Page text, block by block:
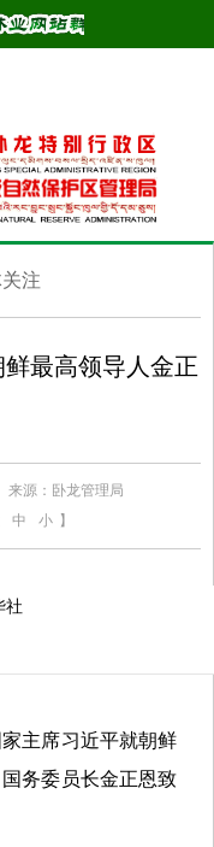
注
最高领导人金正
来源：卧龙管理局
中 小 】
社
主席习近平就朝鲜
务委员长金正恩致